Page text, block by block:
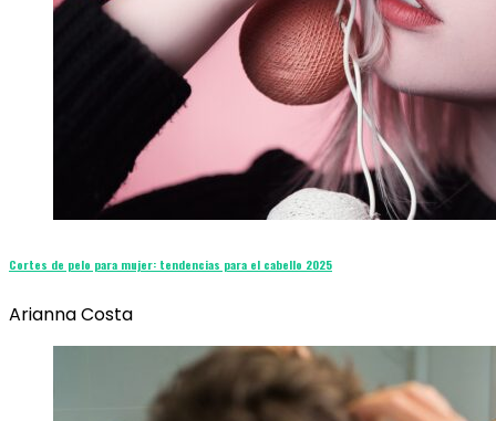
Cortes de pelo para mujer: tendencias para el cabello 2025
Arianna Costa